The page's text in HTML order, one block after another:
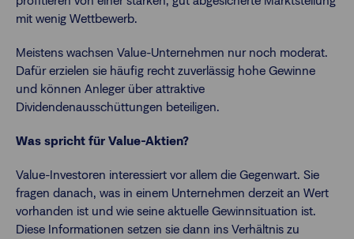
mit wenig Wettbewerb.
Meistens wachsen Value-Unternehmen nur noch moderat.
Dafür erzielen sie häufig recht zuverlässig hohe Gewinne
und können Anleger über attraktive
Dividendenausschüttungen beteiligen.
Was spricht für Value-Aktien?
Value-Investoren interessiert vor allem die Gegenwart. Sie
fragen danach, was in einem Unternehmen derzeit an Wert
vorhanden ist und wie seine aktuelle Gewinnsituation ist.
Diese Informationen setzen sie dann ins Verhältnis zu